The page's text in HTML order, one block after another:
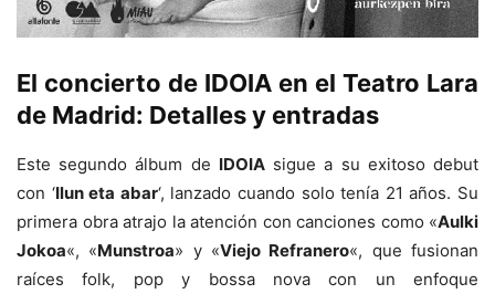
El concierto de IDOIA en el Teatro Lara
de Madrid: Detalles y entradas
Este segundo álbum de IDOIAsigue a su exitoso debut
con ‘Ilun eta abar‘, lanzado cuando solo tenía 21 años. Su
primera obra atrajo la atención con canciones como «Aulki
Jokoa«, «Munstroa» y «Viejo Refranero«, que fusionan
raíces folk, pop y bossa nova con un enfoque